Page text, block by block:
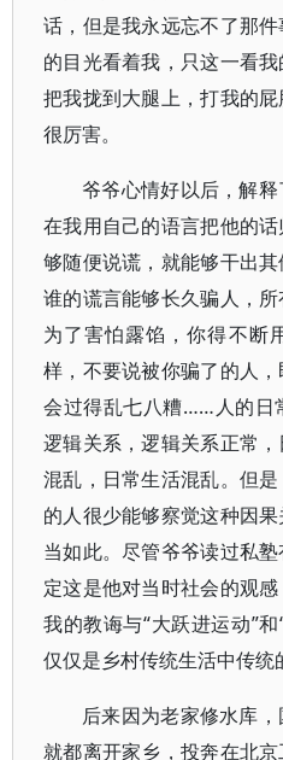
话，但是我永远忘不了那
的目光看着我，只这一看
把我拢到大腿上，打我的
很厉害。
爷爷心情好以后，解
在我用自己的语言把他的
够随便说谎，就能够干出
谁的谎言能够长久骗人，
为了害怕露馅，你得不断
样，不要说被你骗了的人
会过得乱七八糟……人的日
逻辑关系，逻辑关系正常
混乱，日常生活混乱。但
的人很少能够察觉这种因
当如此。尽管爷爷读过私
定这是他对当时社会的观
我的教诲与“大跃进运动”
仅仅是乡村传统生活中传统
后来因为老家修水库
就都离开家乡，投奔在北